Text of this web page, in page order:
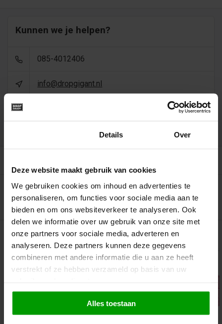
Details Over
Deze website maakt gebruik van cookies
We gebruiken cookies om inhoud en advertenties te
personaliseren, om functies voor sociale media aan te
bieden en om ons websiteverkeer te analyseren. Ook
delen we informatie over uw gebruik van onze site met
onze partners voor sociale media, adverteren en
analyseren. Deze partners kunnen deze gegevens
combineren met andere informatie die u aan ze heeft
verstrekt of ze hebben verzameld op basis van uw
Alles toestaan
Kunnen we je helpen?
085-4012406
info@dropgigant.nl
Gerelateerde producten